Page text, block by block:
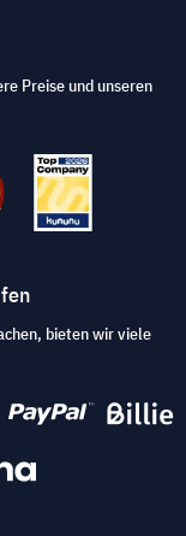
Preise und unseren
bieten wir viele